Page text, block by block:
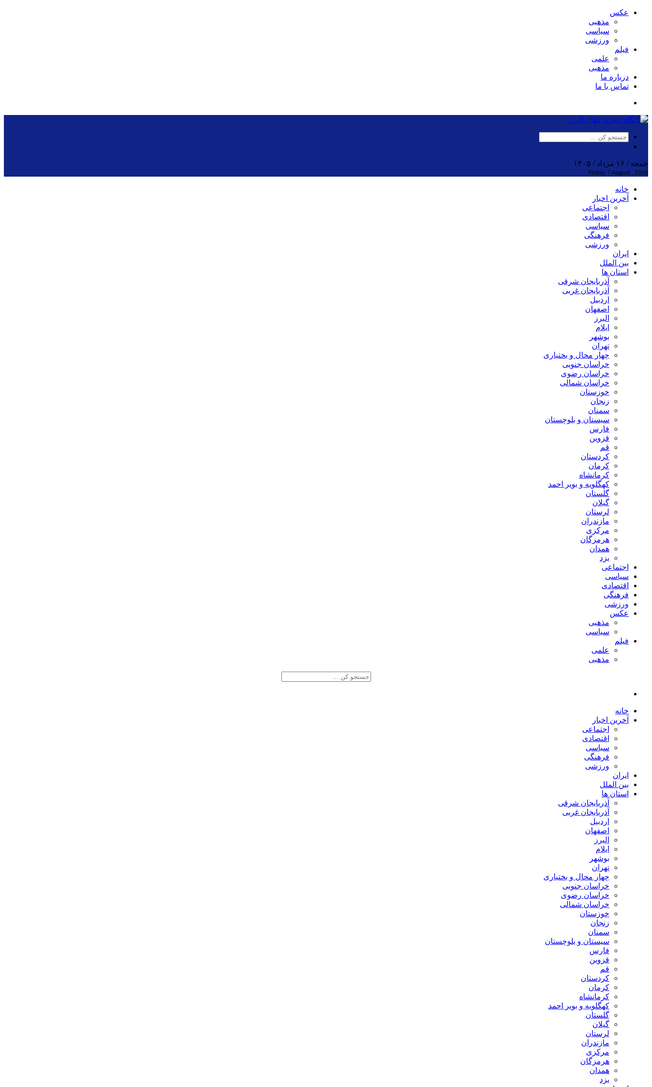
عکس
مذهبی
سیاسی
ورزشی
فیلم
علمی
مذهبی
درباره ما
تماس با ما
جمعه / ۱۶ مرداد / ۱۴۰۵
Friday, 7 August , 2026
خانه
آخرین اخبار
اجتماعی
اقتصادی
سیاسی
فرهنگی
ورزشی
ایران
بین الملل
استان ها
آذربایجان شرقی
آذربایجان غربی
اردبیل
اصفهان
البرز
ایلام
بوشهر
تهران
چهار محال و بختیاری
خراسان جنوبی
خراسان رضوی
خراسان شمالی
خوزستان
زنجان
سمنان
سیستان و بلوچستان
فارس
قزوین
قم
کردستان
کرمان
کرمانشاه
کهگلویه و بویر احمد
گلستان
گیلان
لرستان
مازندران
مرکزی
هرمزگان
همدان
یزد
اجتماعی
سیاسی
اقتصادی
فرهنگی
ورزشی
عکس
مذهبی
سیاسی
فیلم
علمی
مذهبی
خانه
آخرین اخبار
اجتماعی
اقتصادی
سیاسی
فرهنگی
ورزشی
ایران
بین الملل
استان ها
آذربایجان شرقی
آذربایجان غربی
اردبیل
اصفهان
البرز
ایلام
بوشهر
تهران
چهار محال و بختیاری
خراسان جنوبی
خراسان رضوی
خراسان شمالی
خوزستان
زنجان
سمنان
سیستان و بلوچستان
فارس
قزوین
قم
کردستان
کرمان
کرمانشاه
کهگلویه و بویر احمد
گلستان
گیلان
لرستان
مازندران
مرکزی
هرمزگان
همدان
یزد